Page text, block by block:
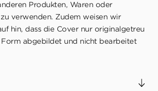
Produkten, Waren oder
verwenden. Zudem weisen wir
hin, dass die Cover nur originalgetreu
abgebildet und nicht bearbeitet